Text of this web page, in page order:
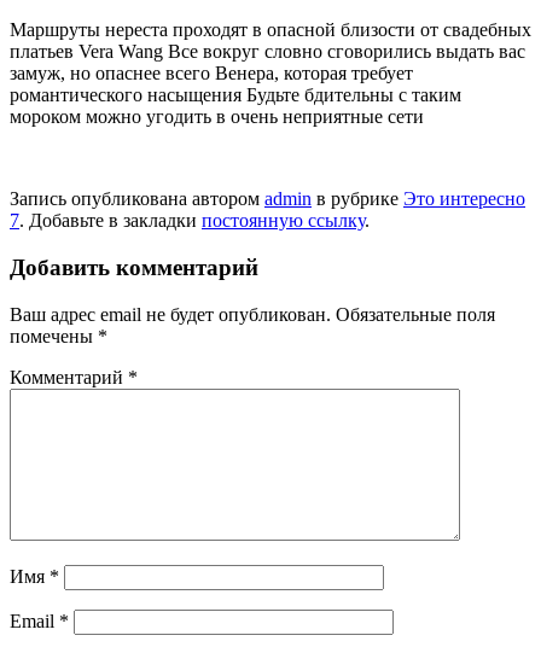
Маршруты нереста проходят в опасной близости от свадебных
платьев Vera Wang Все вокруг словно сговорились выдать вас
замуж, но опаснее всего Венера, которая требует
романтического насыщения Будьте бдительны с таким
мороком можно угодить в очень неприятные сети
Запись опубликована автором admin в рубрике Это интересно
7. Добавьте в закладки постоянную ссылку.
Добавить комментарий
Ваш адрес email не будет опубликован. Обязательные поля
помечены *
Комментарий *
Имя *
Email *